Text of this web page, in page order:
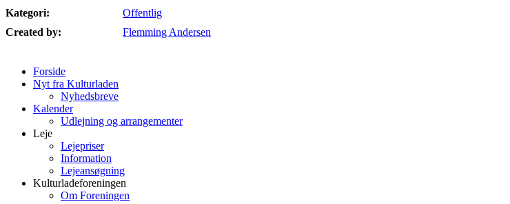
Kategori:
Offentlig
Created by:
Flemming Andersen
Forside
Nyt fra Kulturladen
Nyhedsbreve
Kalender
Udlejning og arrangementer
Leje
Lejepriser
Information
Lejeansøgning
Kulturladeforeningen
Om Foreningen